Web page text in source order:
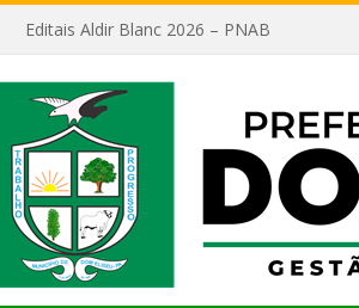
Editais Aldir Blanc 2026 – PNAB